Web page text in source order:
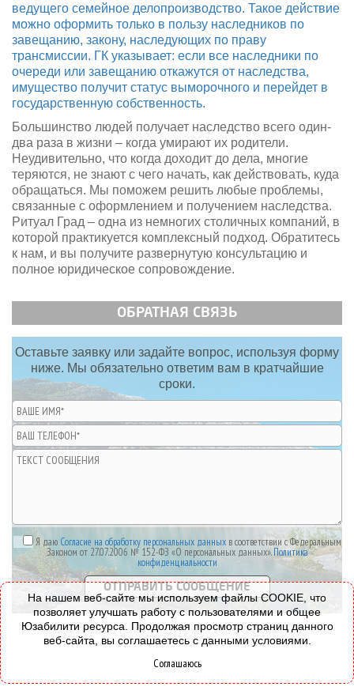
ведущего семейное делопроизводство. Такое действие
можно оформить только в пользу наследников по
завещанию, закону, наследующих по праву
трансмиссии. ГК указывает: если все наследники по
очереди или завещанию откажутся от наследства,
имущество получит статус выморочного и перейдет в
государственную собственность.
Большинство людей получает наследство всего один-
два раза в жизни – когда умирают их родители.
Неудивительно, что когда доходит до дела, многие
теряются, не знают с чего начать, как действовать, куда
обращаться. Мы поможем решить любые проблемы,
связанные с оформлением и получением наследства.
Ритуал Град – одна из немногих столичных компаний, в
которой практикуется комплексный подход. Обратитесь
к нам, и вы получите развернутую консультацию и
полное юридическое сопровождение.
ОБРАТНАЯ СВЯЗЬ
Оставьте заявку или задайте вопрос, используя форму
ниже. Мы обязательно ответим вам в кратчайшие
сроки.
Я даю Согласие на обработку персональных данныхв соответствии с Федеральным
Законом от 27.07.2006 № 152-ФЗ «О персональных данных».Политика
конфиденциальности
На нашем веб-сайте мы используем файлы COOKIE, что
позволяет улучшать работу с пользователями и общее
Юзабилити ресурса. Продолжая просмотр страниц данного
веб-сайта, вы соглашаетесь с данными условиями.
Соглашаюсь